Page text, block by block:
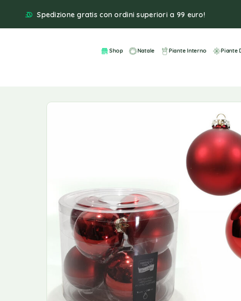
Spedizione gratis con ordini superiori a 99 euro!
Shop Natale Piante Interno Piante